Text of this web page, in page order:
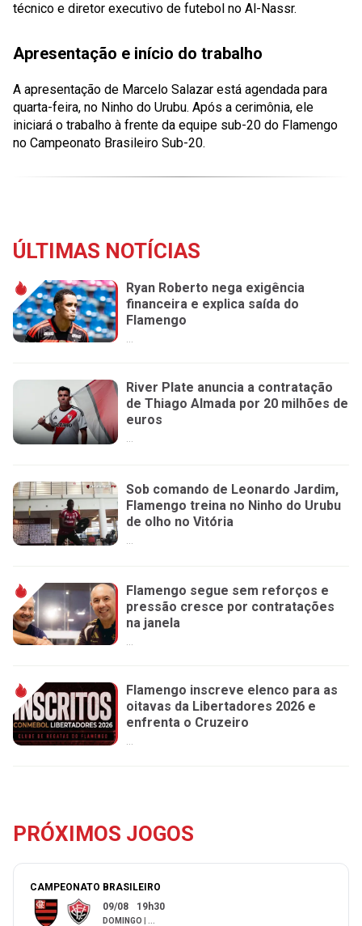
técnico e diretor executivo de futebol no Al-Nassr.
Apresentação e início do trabalho
A apresentação de Marcelo Salazar está agendada para
quarta-feira, no Ninho do Urubu. Após a cerimônia, ele
iniciará o trabalho à frente da equipe sub-20 do Flamengo
no Campeonato Brasileiro Sub-20.
ÚLTIMAS NOTÍCIAS
Ryan Roberto nega exigência
financeira e explica saída do
Flamengo
...
River Plate anuncia a contratação
de Thiago Almada por 20 milhões de
euros
...
Sob comando de Leonardo Jardim,
Flamengo treina no Ninho do Urubu
de olho no Vitória
Flamengo segue sem reforços e
pressão cresce por contratações
na janela
...
Flamengo inscreve elenco para as
oitavas da Libertadores 2026 e
enfrenta o Cruzeiro
...
PRÓXIMOS JOGOS
CAMPEONATO BRASILEIRO
09/08 19h30
DOMINGO